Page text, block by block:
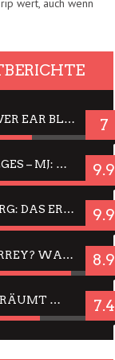
wert, auch wenn
JBL TUNE 720BT: OVER EAR BLUETOOTH KOPFHÖRER UM DIE 50,-€ IM DAUER-TEST 7
WEGEN DES ERFOLGES – MJ: MICHAEL JACKSON MUSICAL IN EINER MATINEE SEHEN 9.9
JELLYFISH HAMBURG: DAS ERFOLGREICHE SOMMER-MENÜ 2025 IN GEFÜHLEN UND BILDERN 9.9
CÉSAR FÜR JIM CARREY? WARUM DAS EINER DER NERVIGSTEN ACTORS IST UND BLEIBT 8.9
JING JING: IN-THAI RÄUMT WIEDER TITEL AB – EIN ZWEI-STUNDEN-ERLEBNISBERICHT 7.4